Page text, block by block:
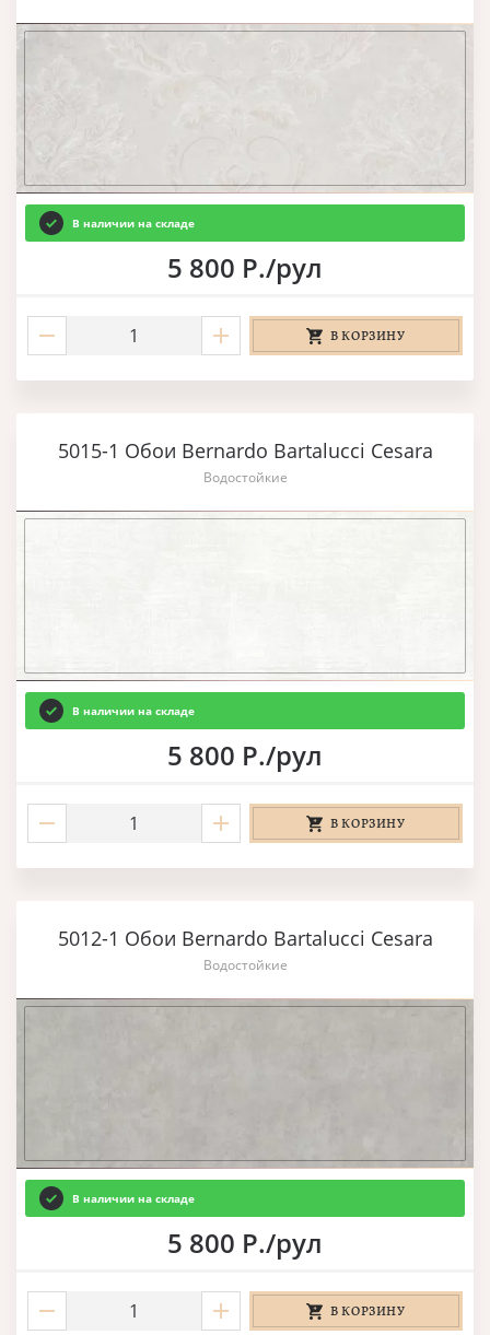
В наличии на складе
5 800 Р./рул
В КОРЗИНУ
5015-1 Обои Bernardo Bartalucci Cesara
Водостойкие
В наличии на складе
5 800 Р./рул
В КОРЗИНУ
5012-1 Обои Bernardo Bartalucci Cesara
Водостойкие
В наличии на складе
5 800 Р./рул
В КОРЗИНУ